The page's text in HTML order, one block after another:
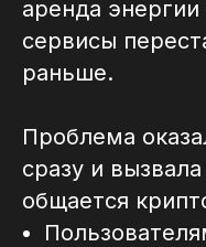
аренда
сервисы
раньше.
Проблема
сразу и
общается